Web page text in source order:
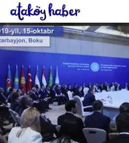
tanıttı